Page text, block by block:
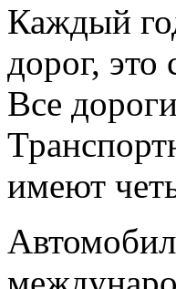
Каждый
дорог, это
Все
имеют